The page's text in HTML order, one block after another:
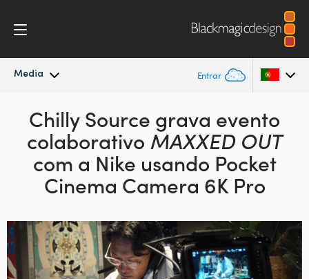
Media Entrar
Novidades
Arquivo
Imagens para Imprensa
Argentina
Australia
Austria
Canada
China
Chilly Source grava evento
colaborativo MAXXED OUT
com a Nike usando Pocket
Cinema Camera 6K Pro